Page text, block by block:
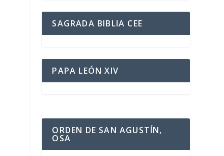
SAGRADA BIBLIA CEE
PAPA LEÓN XIV
ORDEN DE SAN AGUSTÍN,
OSA